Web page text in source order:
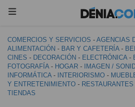
COMERCIOS Y SERVICIOS - AGENCIAS
ALIMENTACIÓN - BAR Y CAFETERÍA-
CINES - DECORACIÓN - ELECTRÓNICA-
FOTOGRAFÍA- HOGAR - IMAGEN /
INFORMÁTICA- INTERIORISMO -
Y ENTRETENIMIENTO - RESTAURANTES
TIENDAS